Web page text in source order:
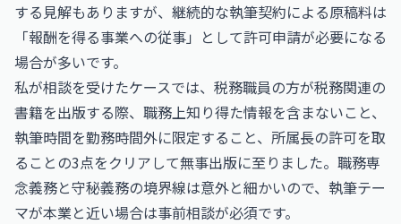
する見解もありますが、継続的な執筆契約による原稿料は
「報酬を得る事業への従事」として許可申請が必要になる
場合が多いです。
私が相談を受けたケースでは、税務職員の方が税務関連の
書籍を出版する際、職務上知り得た情報を含まないこと、
執筆時間を勤務時間外に限定すること、所属長の許可を取
ることの3点をクリアして無事出版に至りました。職務専
念義務と守秘義務の境界線は意外と細かいので、執筆テー
マが本業と近い場合は事前相談が必須です。